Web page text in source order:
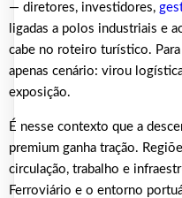
— diretores, investidores,
ligadas a polos industriais e
cabe no roteiro turístico.
apenas cenário: virou
exposição.
É nesse contexto que a
premium ganha tração.
circulação, trabalho e
Ferroviário e o entorno